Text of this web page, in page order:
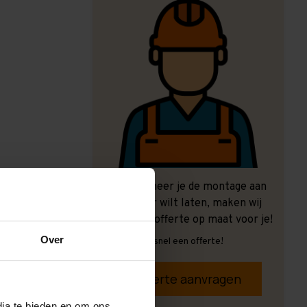
Over
Ook wanneer je de montage aan
ons over wilt laten, maken wij
graag een offerte op maat voor je!
Vrijblijvend, snel een offerte!
Offerte aanvragen